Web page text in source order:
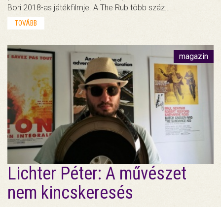
Bori 2018-as játékfilmje. A The Rub több száz…
TOVÁBB
magazin
Lichter Péter: A művészet
nem kincskeresés